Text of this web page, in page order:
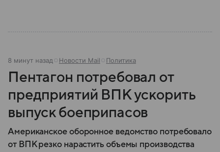
8 минут назад Новости Mail Политика
Пентагон потребовал от
предприятий ВПК ускорить
выпуск боеприпасов
Американское оборонное ведомство потребовало
от ВПК резко нарастить объемы производства